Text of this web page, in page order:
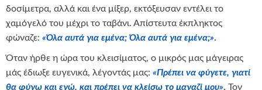
δοσίμετρα, αλλά και ένα μίξερ, εκτόξευσαν εντέλει το
χαμόγελό του μέχρι το ταβάνι. Απίστευτα έκπληκτος
φώναζε: «Όλα αυτά για εμένα; Όλα αυτά για εμένα;».
Όταν ήρθε η ώρα του κλεισίματος, ο μικρός μας μάγειρας
μάς έδιωξε ευγενικά, λέγοντάς μας: «Πρέπει να φύγετε, γιατί
θα φύγω και εγώ, και πρέπει να κλείσω το μαγαζί μου». Τον